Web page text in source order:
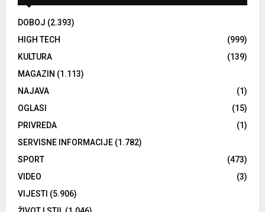
DOBOJ (2.393)
HIGH TECH
(999)
KULTURA
(139)
MAGAZIN (1.113)
NAJAVA
(1)
OGLASI
(15)
PRIVREDA
(1)
SERVISNE INFORMACIJE (1.782)
SPORT
(473)
VIDEO
(3)
VIJESTI (5.906)